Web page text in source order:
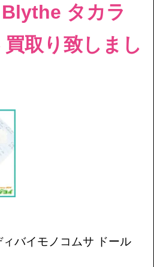
タカラ
買取り致しまし
バイモノコムサ ドール